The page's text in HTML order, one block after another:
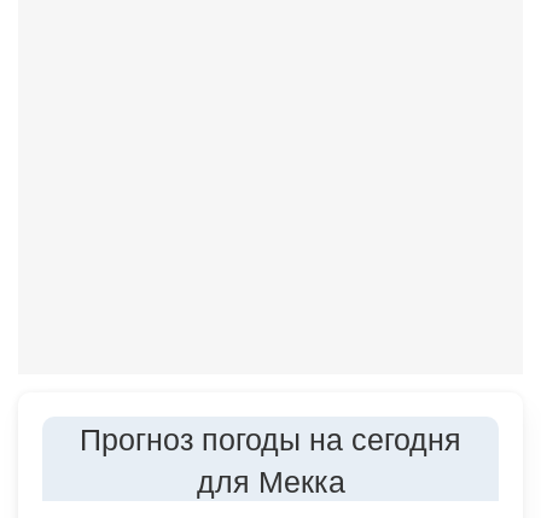
Прогноз погоды на сегодня
для Мекка